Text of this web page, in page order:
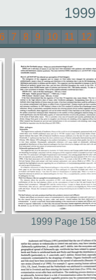
6 7 8 9 10 11 12
1999 Page 158